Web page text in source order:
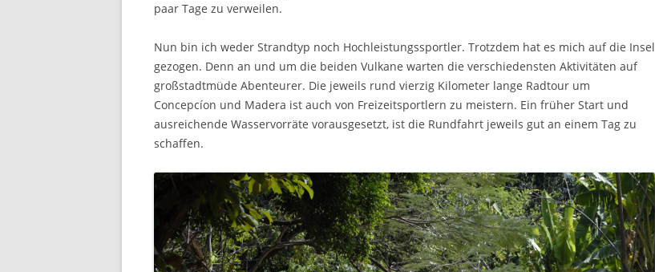
paar Tage zu verweilen.
Nun bin ich weder Strandtyp noch Hochleistungssportler. Trotzdem hat es mich auf die Insel
gezogen. Denn an und um die beiden Vulkane warten die verschiedensten Aktivitäten auf
großstadtmüde Abenteurer. Die jeweils rund vierzig Kilometer lange Radtour um
Concepcíon und Madera ist auch von Freizeitsportlern zu meistern. Ein früher Start und
ausreichende Wasservorräte vorausgesetzt, ist die Rundfahrt jeweils gut an einem Tag zu
schaffen.